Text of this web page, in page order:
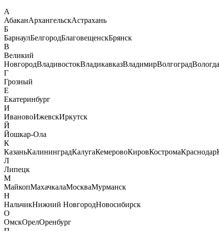
А
АбаканАрхангельскАстрахань
Б
БарнаулБелгородБлаговещенскБрянск
В
Великий
НовгородВладивостокВладикавказВладимирВолгоградВологда
Г
Грозный
Е
Екатеринбург
И
ИвановоИжевскИркутск
Й
Йошкар-Ола
К
КазаньКалининградКалугаКемеровоКировКостромаКраснодар
Л
Липецк
М
МайкопМахачкалаМоскваМурманск
Н
НальчикНижний НовгородНовосибирск
О
ОмскОрелОренбург